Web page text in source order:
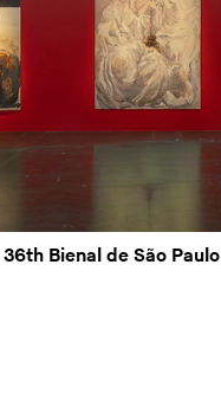
Bienal de São Paulo